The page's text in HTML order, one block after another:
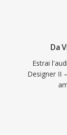
Da
Estrai
Designer II